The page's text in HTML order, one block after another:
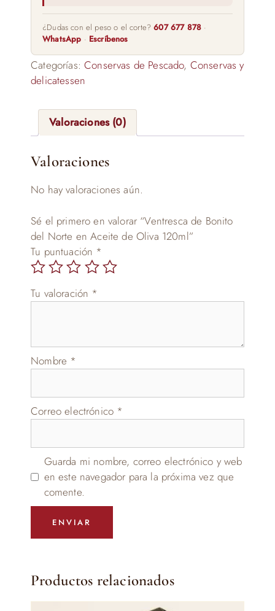
¿Dudas con el peso o el corte?607 677 878 ·
WhatsApp · Escríbenos
Categorías:Conservas de Pescado, Conservas y
delicatessen
Valoraciones (0)
Valoraciones
No hay valoraciones aún.
Sé el primero en valorar “Ventresca de Bonito
del Norte en Aceite de Oliva 120ml”
Tu puntuación *
Tu valoración *
Nombre *
Correo electrónico *
Guarda mi nombre, correo electrónico y web
en este navegador para la próxima vez que
comente.
Productos relacionados